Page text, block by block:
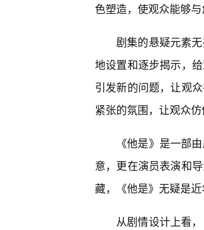
色塑造，使观众能够与
剧集的悬疑元素
地设置和逐步揭示，
引发新的问题，让观
紧张的氛围，让观众
《他是》是一部
意，更在演员表演和
藏，《他是》无疑是
从剧情设计上看